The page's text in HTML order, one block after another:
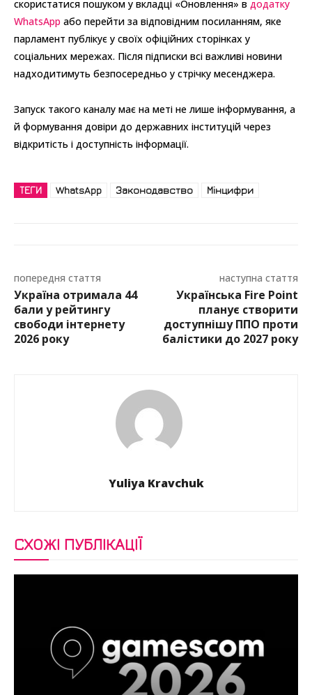
скористатися пошуком у вкладці «Оновлення» в додатку
WhatsApp або перейти за відповідним посиланням, яке
парламент публікує у своїх офіційних сторінках у
соціальних мережах. Після підписки всі важливі новини
надходитимуть безпосередньо у стрічку месенджера.
Запуск такого каналу має на меті не лише інформування, а
й формування довіри до державних інституцій через
відкритість і доступність інформації.
ТЕГИ WhatsApp Законодавство Мінцифри
попередня стаття
Україна отримала 44
бали у рейтингу
свободи інтернету
2026 року
наступна стаття
Українська Fire Point
планує створити
доступнішу ППО проти
балістики до 2027 року
Yuliya Kravchuk
СХОЖІ ПУБЛІКАЦІЇ